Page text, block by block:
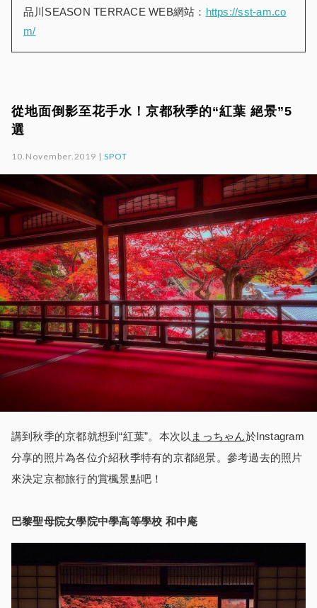
品川SEASON TERRACE WEB網站： https://sst-am.co
m/
從地面倒影至花手水！京都秋季的“紅葉 絕景”5
選
10.November.2019 |SPOT
講到秋季的京都就想到“紅葉”。本次以 まっちゃん於Instagram
分享的照片為各位介紹秋季特有的京都絕景。參考過去的照片
來決定京都旅行的賞楓景點吧！
巴黎聖母院女學院中學高等學校 和中庵